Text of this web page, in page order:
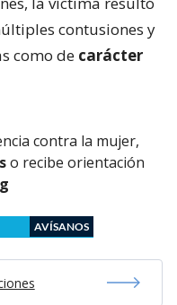
contusiones y
como de carácter
contra la mujer,
o recibe orientación
AVÍSANOS